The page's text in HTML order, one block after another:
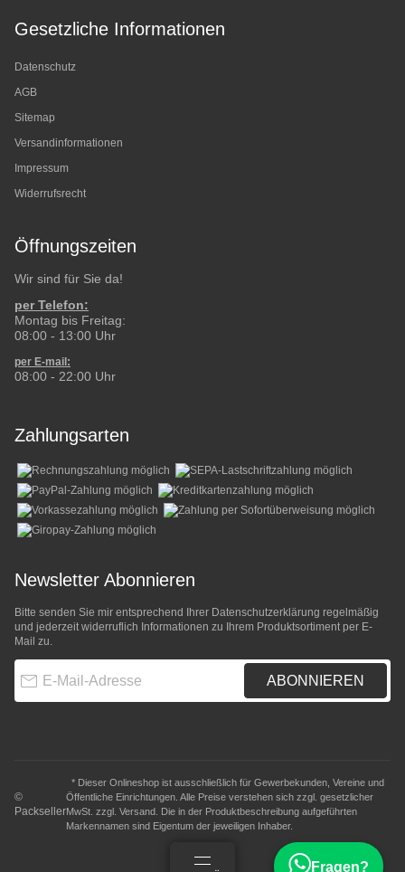
Gesetzliche Informationen
Datenschutz
AGB
Sitemap
Versandinformationen
Impressum
Widerrufsrecht
Öffnungszeiten
Wir sind für Sie da!
per Telefon:
Montag bis Freitag:
08:00 - 13:00 Uhr
per E-mail:
08:00 - 22:00 Uhr
Zahlungsarten
Newsletter Abonnieren
Bitte senden Sie mir entsprechend Ihrer Datenschutzerklärung regelmäßig
und jederzeit widerruflich Informationen zu Ihrem Produktsortiment per E-
Mail zu.
ABONNIEREN
©
Packseller
* Dieser Onlineshop ist ausschließlich für Gewerbekunden, Vereine und
Öffentliche Einrichtungen. Alle Preise verstehen sich zzgl. gesetzlicher
MwSt. zzgl. Versand . Die in der Produktbeschreibung aufgeführten
Markennamen sind Eigentum der jeweiligen Inhaber.
Fragen?